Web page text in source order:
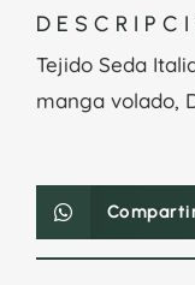
Tejido Seda
manga volado,